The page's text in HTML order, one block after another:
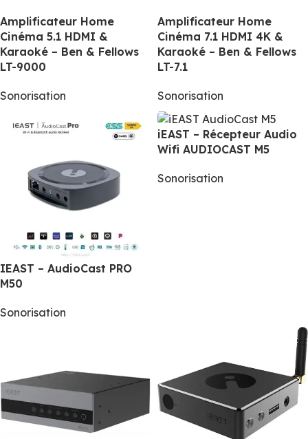
Amplificateur Home
Cinéma 5.1 HDMI &
Karaoké – Ben & Fellows
LT-9000
Sonorisation
Amplificateur Home
Cinéma 7.1 HDMI 4K &
Karaoké – Ben & Fellows
LT-7.1
Sonorisation
IEAST – AudioCast PRO
M50
Sonorisation
iEAST – Récepteur Audio
Wifi AUDIOCAST M5
Sonorisation